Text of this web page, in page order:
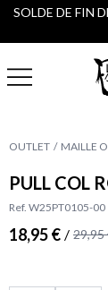
SOLDE DE FIN
OUTLET MAILLE
PULL COL
Ref. W25PT0105-00
18,95 € / 29,95